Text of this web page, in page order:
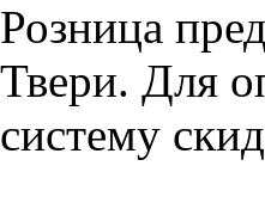
Розница
Твери. Для
систему